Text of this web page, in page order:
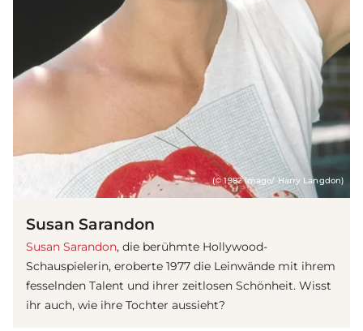
(© 1982 imago/ Harry Langdon)
Susan Sarandon
Susan Sarandon, die berühmte Hollywood-
Schauspielerin, eroberte 1977 die Leinwände mit ihrem
fesselnden Talent und ihrer zeitlosen Schönheit. Wisst
ihr auch, wie ihre Tochter aussieht?